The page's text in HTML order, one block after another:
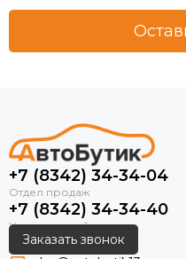
+7 (8342) 34-34-04
+7 (8342) 34-34-40
Заказать звонок